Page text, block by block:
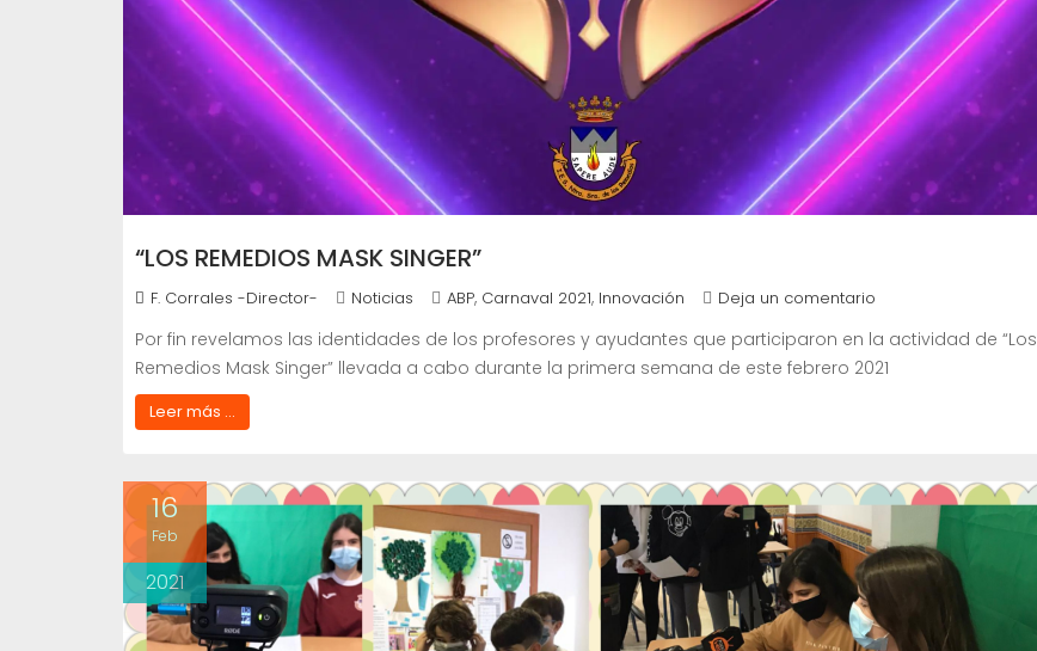
“LOS REMEDIOS MASK SINGER”
F. Corrales -Director- Noticias ABP, Carnaval 2021, Innovación Deja un comentario
Por fin revelamos las identidades de los profesores y ayudantes que participaron en la actividad de “Los
Remedios Mask Singer” llevada a cabo durante la primera semana de este febrero 2021
Leer más ...
16
Feb
2021